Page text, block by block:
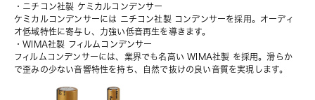
・ニチコン社製 ケミカルコンデンサー
ケミカルコンデンサーには ニチコン社製 コンデンサーを採用。オーディ
オ低域特性に寄与し、力強い低音再生を導きます。
・WIMA社製 フィルムコンデンサー
フィルムコンデンサーには、業界でも名高い WIMA社製 を採用。滑らか
で歪みの少ない音響特性を持ち、自然で抜けの良い音質を実現します。